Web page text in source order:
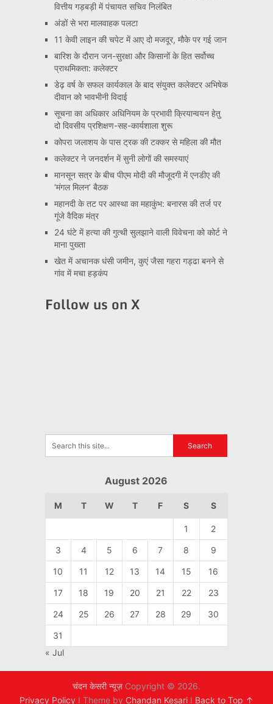
वित्तीय गड़बड़ी में पंचायत सचिव निलंबित
अंडों से भरा मालवाहक पलटा
11 केवी लाइन की चपेट में आए दो मजदूर, मौके पर गई जान
बारिश के दौरान जन-सुरक्षा और किसानों के हित सर्वोच्च
प्राथमिकता: कलेक्टर
डेढ़ वर्ष के सफल कार्यकाल के बाद संयुक्त कलेक्टर अभिषेक
दीवान को भावभीनी विदाई
सूचना का अधिकार अधिनियम के प्रभावी क्रियान्वयन हेतु
दो दिवसीय प्रशिक्षण-सह-कार्यशाला शुरू
कोपरा जलाशय के पास ट्रक की टक्कर से महिला की मौत
कलेक्टर ने जनदर्शन में सुनी लोगों की समस्याएं
मानसून सत्र के बीच पीएम मोदी की मौजूदगी में एनडीए की
‘मंगल मिलन’ बैठक
महानदी के तट पर आस्था का महाकुंभ: बनारस की तर्ज पर
गूंजे वैदिक मंत्र
24 घंटे में हत्या की गुत्थी सुलझाने वाली विवेचना को कोर्ट ने
माना पुख्ता
खेत में अचानक धंसी जमीन, कुएं जैसा गहरा गड्ढा बनने से
गांव में मचा हड़कंप
Follow us on X
August 2026
M T W T F S S
1 2
3 4 5 6 7 8 9
10 11 12 13 14 15 16
17 18 19 20 21 22 23
24 25 26 27 28 29 30
31
« Jul
चंदन केसरी न्यूज़Copyright © 2026.
Privacy Policy I Theme by Chandan KesariI Back to Top ↑